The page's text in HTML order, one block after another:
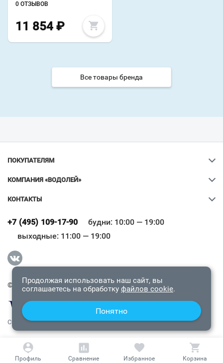
0 ОТЗЫВОВ
11 854 ₽
Все товары бренда
ПОКУПАТЕЛЯМ
КОМПАНИЯ «ВОДОЛЕЙ»
КОНТАКТЫ
+7 (495) 109-17-90
будни: 10:00 — 19:00
выходные: 11:00 — 19:00
© 2009-2026 «Водолей Онлайн». Все права защищены.
СОГЛАШЕНИЕ О КОНФИДЕНЦИАЛЬНОСТИ
Всё верно
Продолжая использовать наш сайт, вы
соглашаетесь на обработку файлов cookie.
Понятно